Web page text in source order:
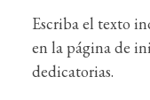
Escriba el texto
en la página de
dedicatorias.